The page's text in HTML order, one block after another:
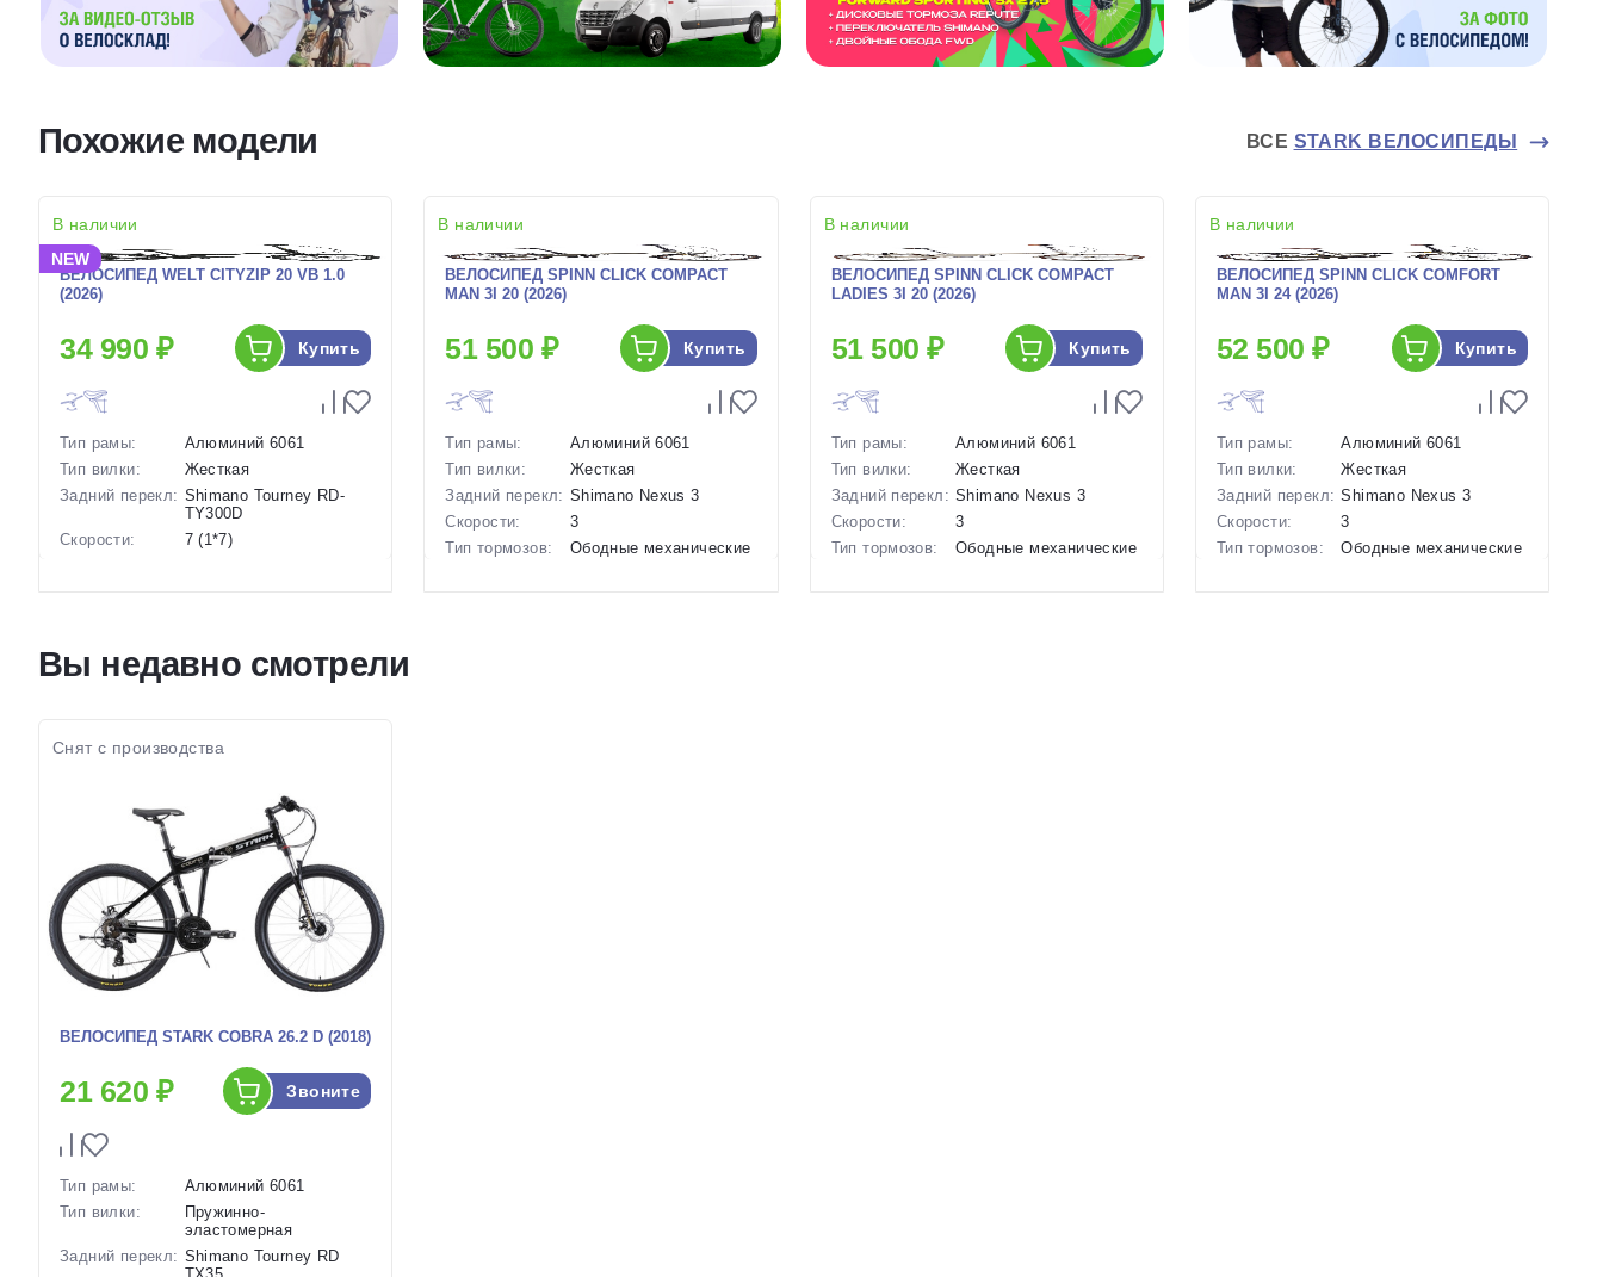
Похожие модели ВСЕ STARK ВЕЛОСИПЕДЫ
В наличии
NEW
ВЕЛОСИПЕД WELT CITYZIP 20 VB 1.0
(2026)
34 990 ₽ Купить
Тип рамы:
Алюминий 6061
Тип вилки:
Жесткая
Задний перекл: Shimano Tourney RD-
TY300D
Скорости:
7 (1*7)
Цвет-размер в
наличии:
Черный
В наличии
ВЕЛОСИПЕД SPINN CLICK COMPACT
MAN 3I 20 (2026)
51 500 ₽ Купить
Тип рамы:
Алюминий 6061
Тип вилки:
Жесткая
Задний перекл: Shimano Nexus 3
Скорости:
3
Тип тормозов:
Ободные механические
В наличии
ВЕЛОСИПЕД SPINN CLICK COMPACT
LADIES 3I 20 (2026)
51 500 ₽ Купить
Тип рамы:
Алюминий 6061
Тип вилки:
Жесткая
Задний перекл: Shimano Nexus 3
Скорости:
3
Тип тормозов:
Ободные механические
В наличии
ВЕЛОСИПЕД SPINN CLICK COMFORT
MAN 3I 24 (2026)
52 500 ₽ Купить
Тип рамы:
Алюминий 6061
Тип вилки:
Жесткая
Задний перекл: Shimano Nexus 3
Скорости:
3
Тип тормозов:
Ободные механические
Вы недавно смотрели
Снят с производства
ВЕЛОСИПЕД STARK COBRA 26.2 D (2018)
21 620 ₽ Звоните
Тип рамы:
Алюминий 6061
Тип вилки:
Пружинно-
эластомерная
Задний перекл: Shimano Tourney RD